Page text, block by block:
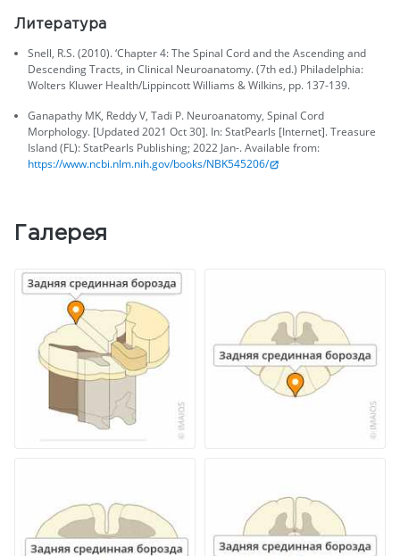
Литература
Snell, R.S. (2010). ‘Chapter 4: The Spinal Cord and the Ascending and
Descending Tracts, in Clinical Neuroanatomy. (7th ed.) Philadelphia:
Wolters Kluwer Health/Lippincott Williams & Wilkins, pp. 137-139.
Ganapathy MK, Reddy V, Tadi P. Neuroanatomy, Spinal Cord
Morphology. [Updated 2021 Oct 30]. In: StatPearls [Internet]. Treasure
Island (FL): StatPearls Publishing; 2022 Jan-. Available from:
https://www.ncbi.nlm.nih.gov/books/NBK545206/
Галерея